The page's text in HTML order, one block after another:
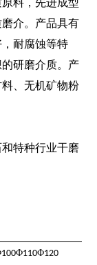
料，先进成型
介。产品具有
耐腐蚀等特
研磨介质。产
、无机矿物粉
特种行业干磨
100Φ110Φ120